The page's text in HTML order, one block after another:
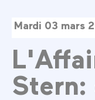
Mardi 03 mars
Stern: